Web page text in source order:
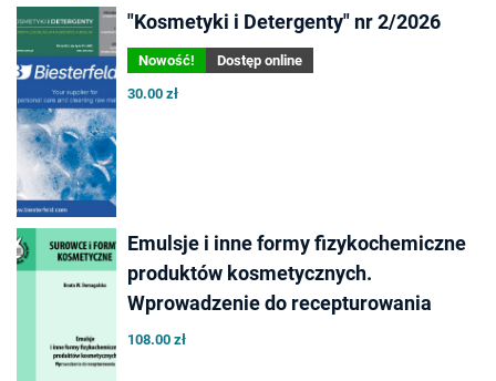
"Kosmetyki i Detergenty" nr 2/2026
Nowość!
Dostęp online
30.00 zł
Emulsje i inne formy fizykochemiczne
produktów kosmetycznych.
Wprowadzenie do recepturowania
108.00 zł